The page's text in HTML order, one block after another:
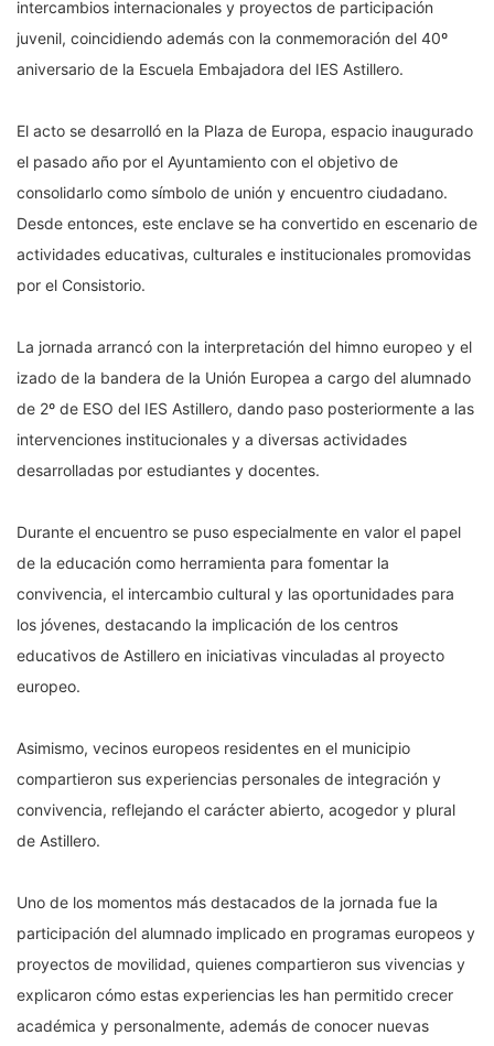
intercambios internacionales y proyectos de participación
juvenil, coincidiendo además con la conmemoración del 40º
aniversario de la Escuela Embajadora del IES Astillero.
El acto se desarrolló en la Plaza de Europa, espacio inaugurado
el pasado año por el Ayuntamiento con el objetivo de
consolidarlo como símbolo de unión y encuentro ciudadano.
Desde entonces, este enclave se ha convertido en escenario de
actividades educativas, culturales e institucionales promovidas
por el Consistorio.
La jornada arrancó con la interpretación del himno europeo y el
izado de la bandera de la Unión Europea a cargo del alumnado
de 2º de ESO del IES Astillero, dando paso posteriormente a las
intervenciones institucionales y a diversas actividades
desarrolladas por estudiantes y docentes.
Durante el encuentro se puso especialmente en valor el papel
de la educación como herramienta para fomentar la
convivencia, el intercambio cultural y las oportunidades para
los jóvenes, destacando la implicación de los centros
educativos de Astillero en iniciativas vinculadas al proyecto
europeo.
Asimismo, vecinos europeos residentes en el municipio
compartieron sus experiencias personales de integración y
convivencia, reflejando el carácter abierto, acogedor y plural
de Astillero.
Uno de los momentos más destacados de la jornada fue la
participación del alumnado implicado en programas europeos y
proyectos de movilidad, quienes compartieron sus vivencias y
explicaron cómo estas experiencias les han permitido crecer
académica y personalmente, además de conocer nuevas